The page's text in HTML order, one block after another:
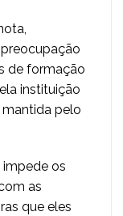
de formação
instituição
mantida pelo
os
as
que eles